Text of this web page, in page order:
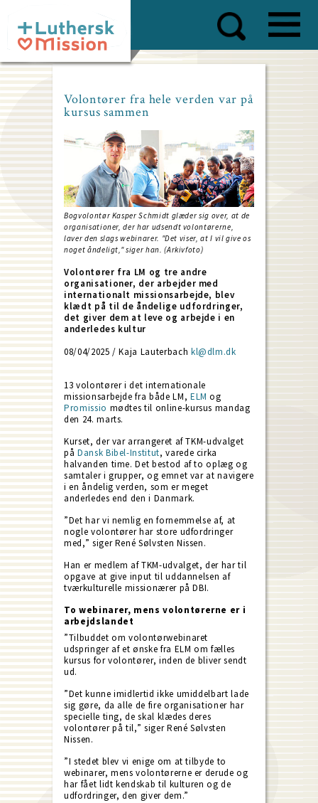
main
content
Volontører fra hele verden var på
kursus sammen
Bogvolontør Kasper Schmidt glæder sig over, at de
organisationer, der har udsendt volontørerne,
laver den slags webinarer. "Det viser, at I vil give os
noget åndeligt," siger han. (Arkivfoto)
Volontører fra LM og tre andre
organisationer, der arbejder med
internationalt missionsarbejde, blev
klædt på til de åndelige udfordringer,
det giver dem at leve og arbejde i en
anderledes kultur
08/04/2025 / Kaja Lauterbach kl@dlm.dk
13 volontører i det internationale
missionsarbejde fra både LM, ELM og
Promissio mødtes til online-kursus mandag
den 24. marts.
Kurset, der var arrangeret af TKM-udvalget
på Dansk Bibel-Institut, varede cirka
halvanden time. Det bestod af to oplæg og
samtaler i grupper, og emnet var at navigere
i en åndelig verden, som er meget
anderledes end den i Danmark.
”Det har vi nemlig en fornemmelse af, at
nogle volontører har store udfordringer
med,” siger René Sølvsten Nissen.
Han er medlem af TKM-udvalget, der har til
opgave at give input til uddannelsen af
tværkulturelle missionærer på DBI.
To webinarer, mens volontørerne er i
arbejdslandet
”Tilbuddet om volontørwebinaret
udspringer af et ønske fra ELM om fælles
kursus for volontører, inden de bliver sendt
ud.
”Det kunne imidlertid ikke umiddelbart lade
sig gøre, da alle de fire organisationer har
specielle ting, de skal klædes deres
volontører på til,” siger René Sølvsten
Nissen.
”I stedet blev vi enige om at tilbyde to
webinarer, mens volontørerne er derude og
har fået lidt kendskab til kulturen og de
udfordringer, den giver dem.”